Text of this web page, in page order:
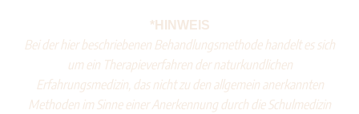
*HINWEIS
Bei der hier beschriebenen Behandlungsmethode handelt es sich
um ein Therapieverfahren der naturkundlichen
Erfahrungsmedizin, das nicht zu den allgemein anerkannten
Methoden im Sinne einer Anerkennung durch die Schulmedizin